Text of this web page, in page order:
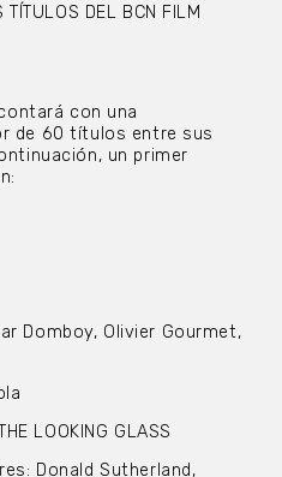
TÍTULOS DEL BCN FILM
con una
de 60 títulos entre sus
un primer
Domboy, Olivier Gourmet,
LOOKING GLASS
Donald Sutherland,